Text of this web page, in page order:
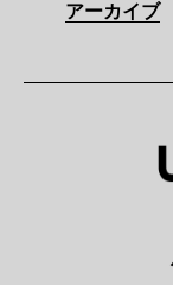
アーカイブ